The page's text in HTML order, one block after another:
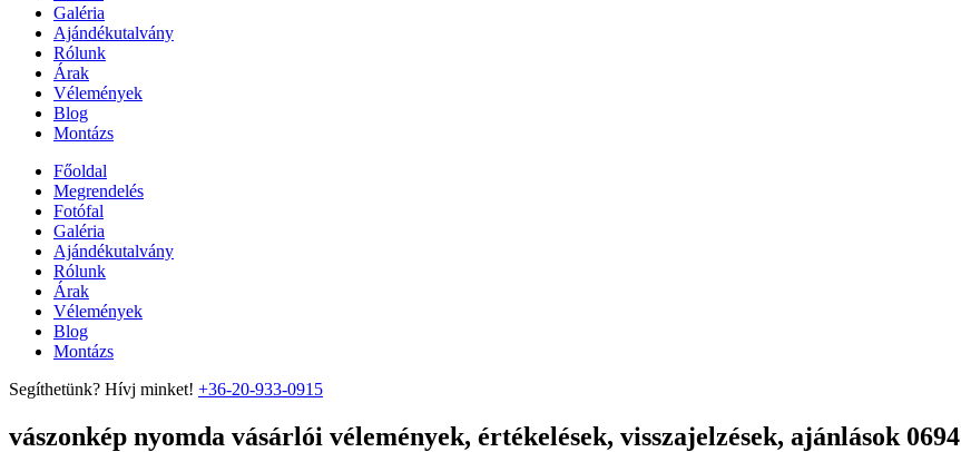
Galéria
Ajándékutalvány
Rólunk
Árak
Vélemények
Blog
Montázs
Főoldal
Megrendelés
Fotófal
Galéria
Ajándékutalvány
Rólunk
Árak
Vélemények
Blog
Montázs
Segíthetünk? Hívj minket! +36-20-933-0915
vászonkép nyomda vásárlói vélemények, értékelések, visszajelzések, ajánlások 0694